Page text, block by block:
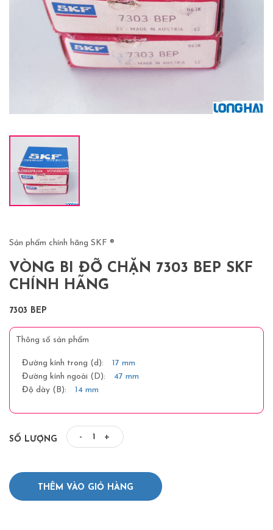
Sản phẩm chính hãng SKF ®
VÒNG BI ĐỠ CHẶN 7303 BEP SKF
CHÍNH HÃNG
7303 BEP
Thông số sản phẩm
Đường kính trong (d):
17 mm
Đường kính ngoài (D):
47 mm
Độ dày (B):
14 mm
SỐ LƯỢNG - +
THÊM VÀO GIỎ HÀNG